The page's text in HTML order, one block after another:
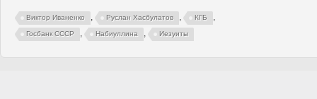
Виктор Иваненко , Руслан Хасбулатов , КГБ ,
Госбанк СССР , Набиуллина , Иезуиты